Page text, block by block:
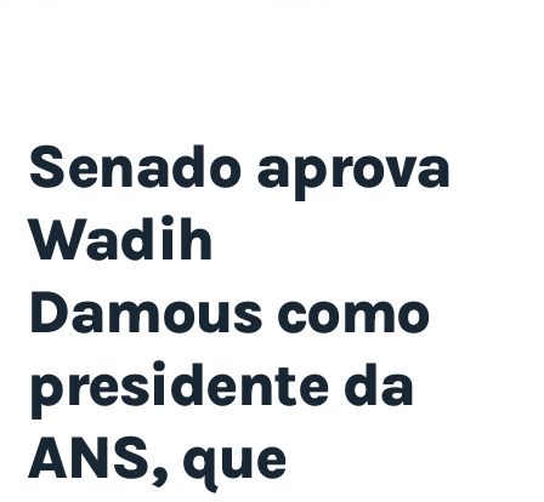
Senado aprova
Wadih
Damous como
presidente da
ANS, que